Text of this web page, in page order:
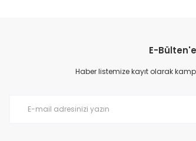
Prime ArtDECO Duvar Kağıdı Tutkalı 500 gr
E-
Haber listemize kayıt olarak